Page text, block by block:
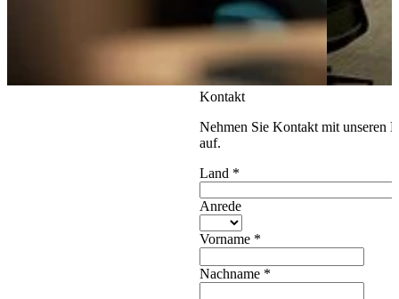
Kontakt
Nehmen Sie Kontakt mit unseren
auf.
Land *
Anrede
Vorname *
Nachname *